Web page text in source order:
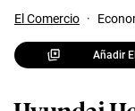
El Comercio ·
Añadir